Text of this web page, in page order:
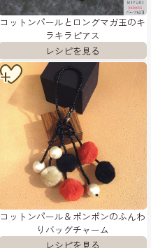
コットンパールとロングマガ玉のキ
ラキラピアス
コットンパール＆ポンポンのふんわ
りバッグチャーム